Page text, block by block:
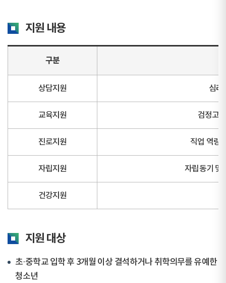
지원 내용
구분
상담지원 심리
교육지원 검정고
진로지원 직업 역량
자립지원 자립동기 및
건강지원
지원 대상
초·중학교 입학 후 3개월 이상 결석하거나 취학의무를 유예한
청소년